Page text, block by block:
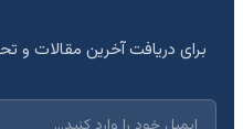
برای دریافت آخرین مقالات و